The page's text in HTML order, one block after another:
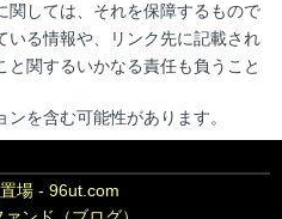
関しては、それを保障するもので
いる情報や、リンク先に記載され
関するいかなる責任も負うこと
を含む可能性があります。
場 - 96ut.com